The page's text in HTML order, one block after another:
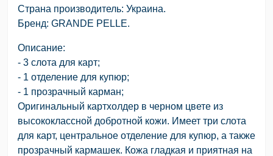
Страна производитель: Украина.
Бренд: GRANDE PELLE.
Описание:
- 3 слота для карт;
- 1 отделение для купюр;
- 1 прозрачный карман;
Оригинальный картхолдер в черном цвете из
высококлассной добротной кожи. Имеет три слота
для карт, центральное отделение для купюр, а также
прозрачный кармашек. Кожа гладкая и приятная на